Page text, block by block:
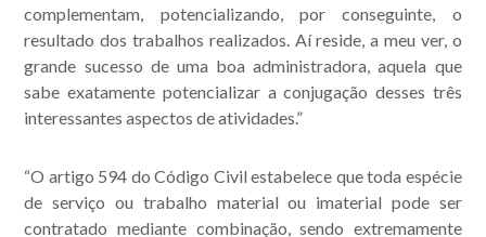
complementam, potencializando, por conseguinte, o
resultado dos trabalhos realizados. Aí reside, a meu ver, o
grande sucesso de uma boa administradora, aquela que
sabe exatamente potencializar a conjugação desses três
interessantes aspectos de atividades.”
“O artigo 594 do Código Civil estabelece que toda espécie
de serviço ou trabalho material ou imaterial pode ser
contratado mediante combinação, sendo extremamente